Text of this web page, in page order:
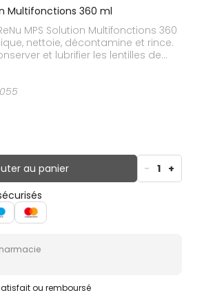
Multifonctions 360 ml
MPS Solution Multifonctions 360
nettoie, décontamine et rince.
et lubrifier les lentilles de
compris celles en silicone
flacon transparent, étui à lentilles
au panier - 1 +
ou remboursé